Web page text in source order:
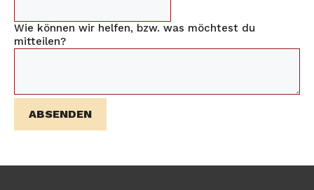
Wie können wir helfen, bzw. was möchtest du
mitteilen?
ABSENDEN